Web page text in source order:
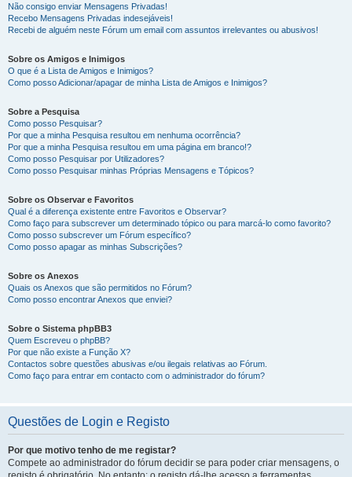
Não consigo enviar Mensagens Privadas!
Recebo Mensagens Privadas indesejáveis!
Recebi de alguém neste Fórum um email com assuntos irrelevantes ou abusivos!
Sobre os Amigos e Inimigos
O que é a Lista de Amigos e Inimigos?
Como posso Adicionar/apagar de minha Lista de Amigos e Inimigos?
Sobre a Pesquisa
Como posso Pesquisar?
Por que a minha Pesquisa resultou em nenhuma ocorrência?
Por que a minha Pesquisa resultou em uma página em branco!?
Como posso Pesquisar por Utilizadores?
Como posso Pesquisar minhas Próprias Mensagens e Tópicos?
Sobre os Observar e Favoritos
Qual é a diferença existente entre Favoritos e Observar?
Como faço para subscrever um determinado tópico ou para marcá-lo como favorito?
Como posso subscrever um Fórum específico?
Como posso apagar as minhas Subscrições?
Sobre os Anexos
Quais os Anexos que são permitidos no Fórum?
Como posso encontrar Anexos que enviei?
Sobre o Sistema phpBB3
Quem Escreveu o phpBB?
Por que não existe a Função X?
Contactos sobre questões abusivas e/ou ilegais relativas ao Fórum.
Como faço para entrar em contacto com o administrador do fórum?
Questões de Login e Registo
Por que motivo tenho de me registar?
Compete ao administrador do fórum decidir se para poder criar mensagens, o